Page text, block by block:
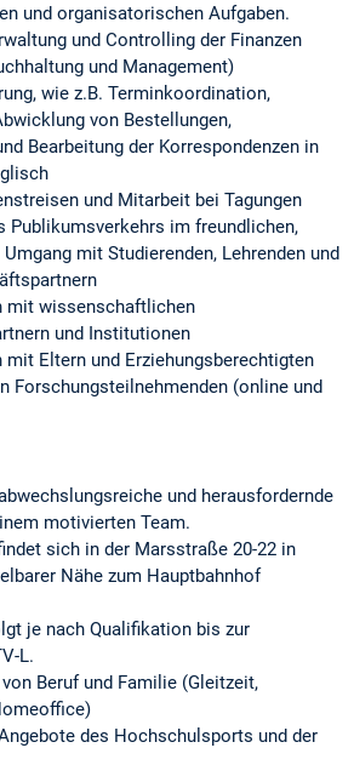
und organisatorischen Aufgaben.
und Controlling der Finanzen
und Management)
wie z.B. Terminkoordination,
von Bestellungen,
Bearbeitung der Korrespondenzen in
und Mitarbeit bei Tagungen
Publikumsverkehrs im freundlichen,
mit Studierenden, Lehrenden und
mit wissenschaftlichen
und Institutionen
Eltern und Erziehungsberechtigten
Forschungsteilnehmenden (online und
und herausfordernde
motivierten Team.
sich in der Marsstraße 20-22 in
Nähe zum Hauptbahnhof
je nach Qualifikation bis zur
L.
Beruf und Familie (Gleitzeit,
des Hochschulsports und der